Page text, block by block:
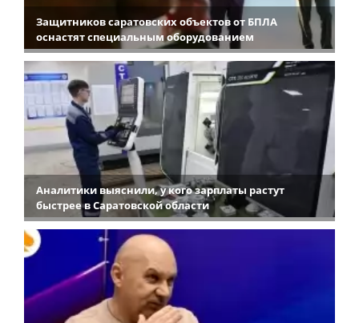
Защитников саратовских объектов от БПЛА
оснастят специальным оборудованием
Аналитики выяснили, у кого зарплаты растут
быстрее в Саратовской области